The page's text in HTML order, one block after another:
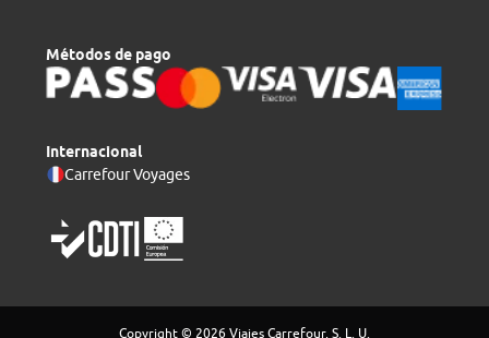
Métodos de pago
Internacional
Carrefour Voyages
Copyright © 2026 Viajes Carrefour, S. L. U.